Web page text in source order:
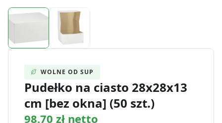
WOLNE OD SUP
Pudełko na ciasto 28x28x13
cm [bez okna] (50 szt.)
98.70 zł netto